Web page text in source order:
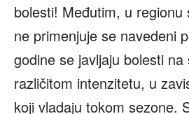
bolesti! Međutim, u regionu
ne primenjuje se navedeni
godine se javljaju bolesti
različitom intenzitetu, u
koji vladaju tokom sezone.